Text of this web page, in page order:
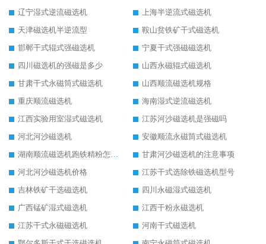
辽宁湿式逆流磁选机
上海半逆流式磁选机
天津磁选机半逆流型
鞍山贫铁矿干式磁选机
邯郸干式辊式强磁选机
宁夏干式强磁磁选机
四川磁选机的强磁是多少
山西永磁辊式磁选机
甘肃干式永磁筒式磁选机
山西顺流磁选机规格
重庆顺流磁选机
海南湿式逆流磁选机
江西实验用室湿式磁选机
江苏河沙磁选机是强磁吗
河北河沙磁选机
安徽顺流永磁筒式磁选机
湖南顺流磁选机跑铁精粉怎么处理
甘肃河沙磁选机的注意事项
河北河沙磁选机价格
江苏干式选除铁磁选机型号
吉林铁矿干选磁选机
四川永磁湿式磁选机
广西锰矿湿式磁选机
江西干粉永磁选机
江苏干式永磁磁选机
河南干式磁选机